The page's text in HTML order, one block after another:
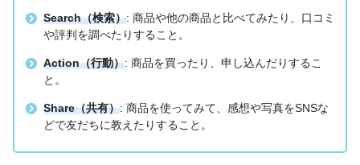
Search（検索）: 商品や他の商品と比べてみたり、口コミ
や評判を調べたりすること。
Action（行動）: 商品を買ったり、申し込んだりするこ
と。
Share（共有）: 商品を使ってみて、感想や写真をSNSな
どで友だちに教えたりすること。